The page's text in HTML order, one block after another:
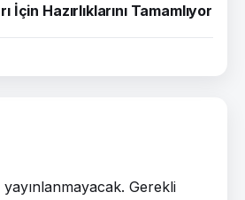
İçin Hazırlıklarını Tamamlıyor
Gerekli